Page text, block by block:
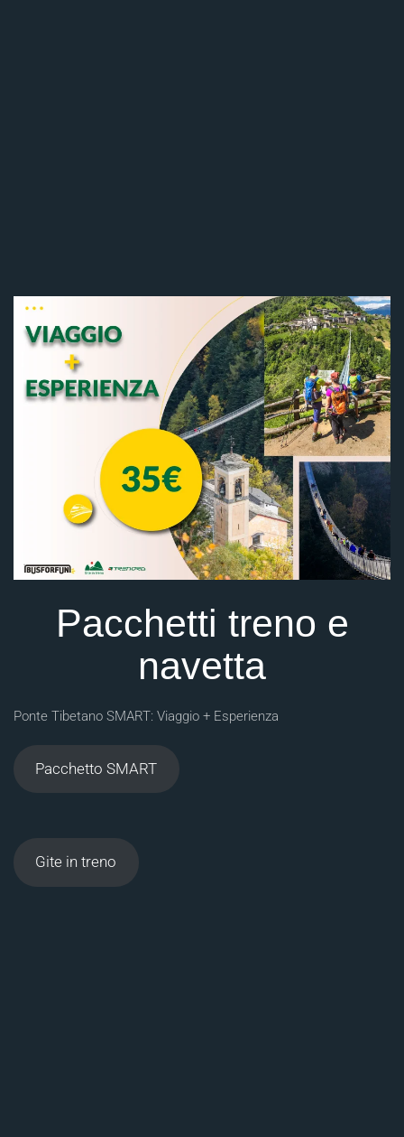
Pacchetti treno e
navetta
Ponte Tibetano SMART: Viaggio + Esperienza
Pacchetto SMART
Gite in treno